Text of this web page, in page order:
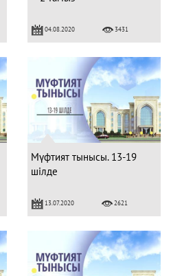
04.08.2020 3431
Мүфтият тынысы. 13-19
шілде
13.07.2020 2621